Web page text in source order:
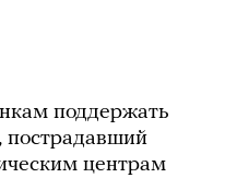
поддержать
пострадавший
центрам